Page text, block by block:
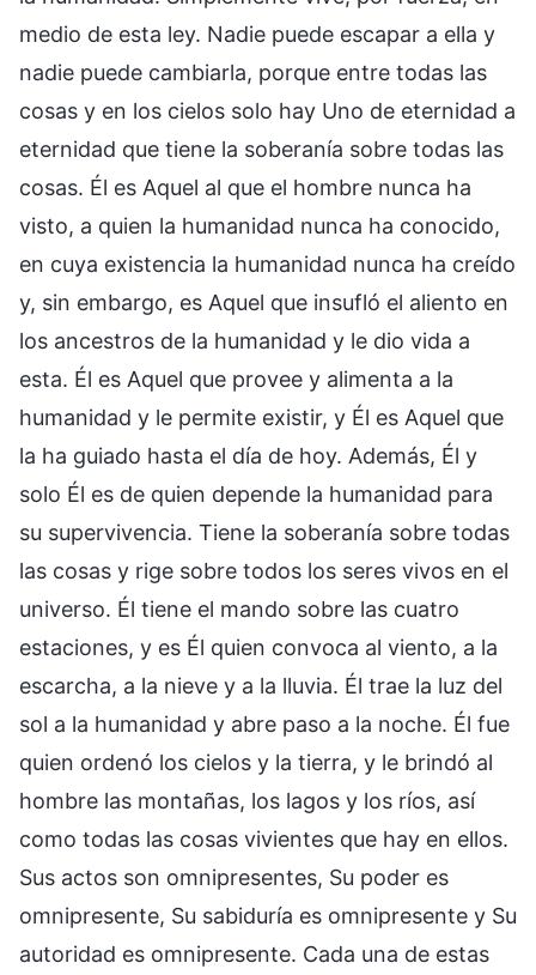
medio de esta ley. Nadie puede escapar a ella y
nadie puede cambiarla, porque entre todas las
cosas y en los cielos solo hay Uno de eternidad a
eternidad que tiene la soberanía sobre todas las
cosas. Él es Aquel al que el hombre nunca ha
visto, a quien la humanidad nunca ha conocido,
en cuya existencia la humanidad nunca ha creído
y, sin embargo, es Aquel que insufló el aliento en
los ancestros de la humanidad y le dio vida a
esta. Él es Aquel que provee y alimenta a la
humanidad y le permite existir, y Él es Aquel que
la ha guiado hasta el día de hoy. Además, Él y
solo Él es de quien depende la humanidad para
su supervivencia. Tiene la soberanía sobre todas
las cosas y rige sobre todos los seres vivos en el
universo. Él tiene el mando sobre las cuatro
estaciones, y es Él quien convoca al viento, a la
escarcha, a la nieve y a la lluvia. Él trae la luz del
sol a la humanidad y abre paso a la noche. Él fue
quien ordenó los cielos y la tierra, y le brindó al
hombre las montañas, los lagos y los ríos, así
como todas las cosas vivientes que hay en ellos.
Sus actos son omnipresentes, Su poder es
omnipresente, Su sabiduría es omnipresente y Su
autoridad es omnipresente. Cada una de estas